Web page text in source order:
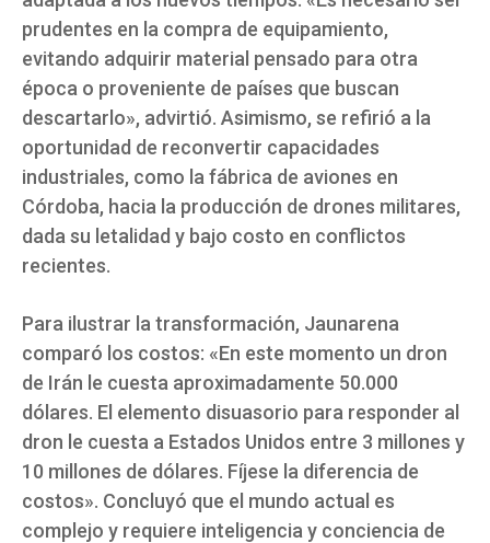
prudentes en la compra de equipamiento,
evitando adquirir material pensado para otra
época o proveniente de países que buscan
descartarlo», advirtió. Asimismo, se refirió a la
oportunidad de reconvertir capacidades
industriales, como la fábrica de aviones en
Córdoba, hacia la producción de drones militares,
dada su letalidad y bajo costo en conflictos
recientes.
Para ilustrar la transformación, Jaunarena
comparó los costos: «En este momento un dron
de Irán le cuesta aproximadamente 50.000
dólares. El elemento disuasorio para responder al
dron le cuesta a Estados Unidos entre 3 millones y
10 millones de dólares. Fíjese la diferencia de
costos». Concluyó que el mundo actual es
complejo y requiere inteligencia y conciencia de